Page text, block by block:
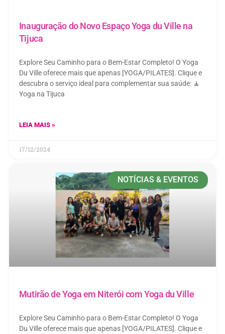
Inauguração do Novo Espaço Yoga du Ville na
Tijuca
Explore Seu Caminho para o Bem-Estar Completo! O Yoga
Du Ville oferece mais que apenas [YOGA/PILATES]. Clique e
descubra o serviço ideal para complementar sua saúde: 🧘
Yoga na Tijuca
LEIA MAIS »
17/12/2024
NOTÍCIAS & EVENTOS
Mutirão de Yoga em Niterói com Yoga du Ville
Explore Seu Caminho para o Bem-Estar Completo! O Yoga
Du Ville oferece mais que apenas [YOGA/PILATES]. Clique e